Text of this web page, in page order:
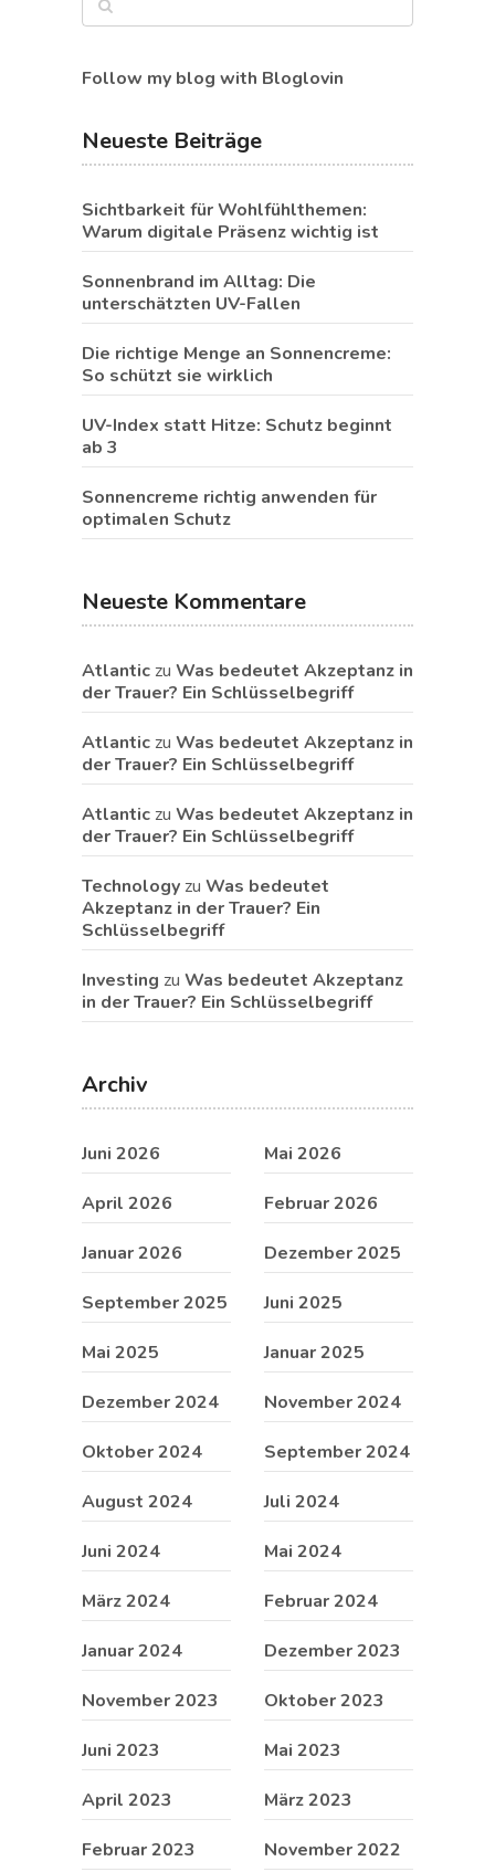
Follow my blog with Bloglovin
Neueste Beiträge
Sichtbarkeit für Wohlfühlthemen:
Warum digitale Präsenz wichtig ist
Sonnenbrand im Alltag: Die
unterschätzten UV-Fallen
Die richtige Menge an Sonnencreme:
So schützt sie wirklich
UV-Index statt Hitze: Schutz beginnt
ab 3
Sonnencreme richtig anwenden für
optimalen Schutz
Neueste Kommentare
Atlantic zu Was bedeutet Akzeptanz in
der Trauer? Ein Schlüsselbegriff
Atlantic zu Was bedeutet Akzeptanz in
der Trauer? Ein Schlüsselbegriff
Atlantic zu Was bedeutet Akzeptanz in
der Trauer? Ein Schlüsselbegriff
Technology zu Was bedeutet
Akzeptanz in der Trauer? Ein
Schlüsselbegriff
Investing zu Was bedeutet Akzeptanz
in der Trauer? Ein Schlüsselbegriff
Archiv
Juni 2026 Mai 2026
April 2026 Februar 2026
Januar 2026 Dezember 2025
September 2025 Juni 2025
Mai 2025 Januar 2025
Dezember 2024 November 2024
Oktober 2024 September 2024
August 2024 Juli 2024
Juni 2024 Mai 2024
März 2024 Februar 2024
Januar 2024 Dezember 2023
November 2023 Oktober 2023
Juni 2023 Mai 2023
April 2023 März 2023
Februar 2023 November 2022